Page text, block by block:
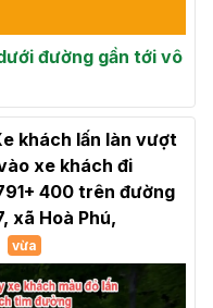
đường gần tới vô
khách lấn làn vượt
xe khách đi
400 trên đường
xã Hoà Phú,
vừa